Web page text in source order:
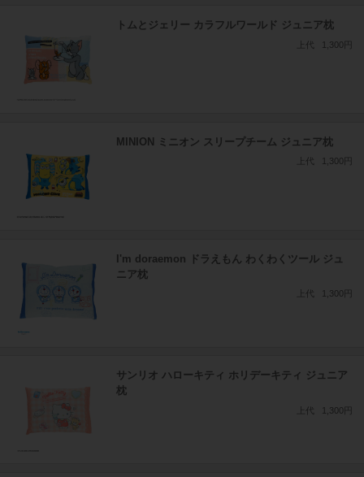
トムとジェリー カラフルワールド ジュニア枕
上代 1,300円
MINION ミニオン スリープチーム ジュニア枕
上代 1,300円
I'm doraemon ドラえもん わくわくツール ジュ
ニア枕
上代 1,300円
サンリオ ハローキティ ホリデーキティ ジュニア
枕
上代 1,300円